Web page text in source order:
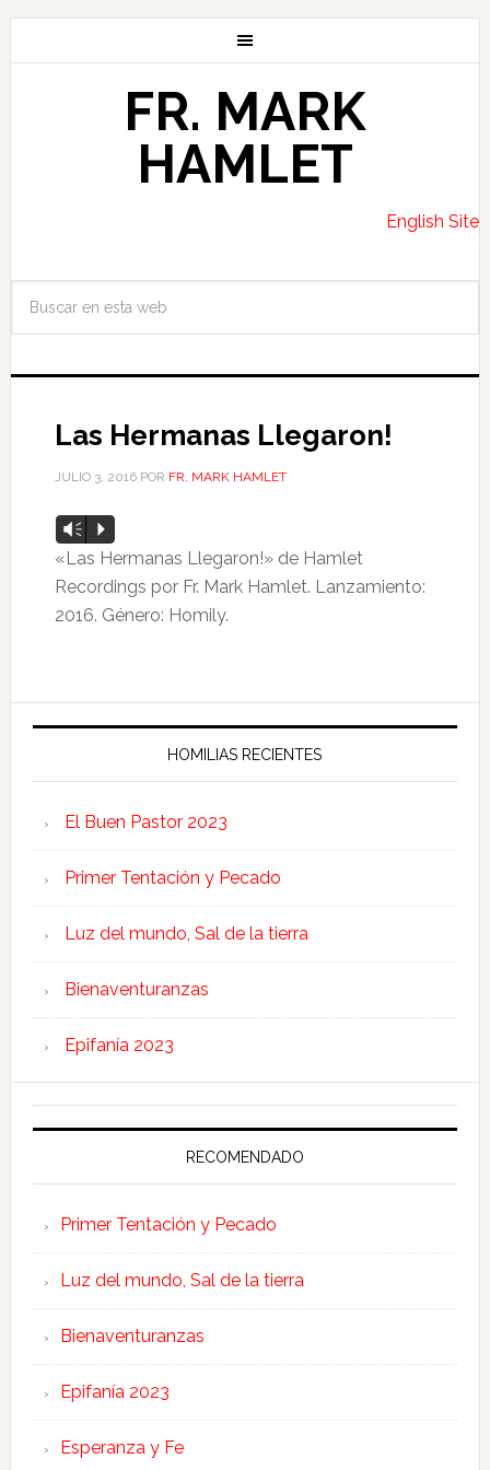
FR. MARK
HAMLET
English Site
Las Hermanas Llegaron!
JULIO 3, 2016POR FR. MARK HAMLET
Reproductor
de
audio
Vm P
«Las Hermanas Llegaron!» de Hamlet
Recordings por Fr. Mark Hamlet. Lanzamiento:
2016. Género: Homily.
HOMILIAS RECIENTES
El Buen Pastor 2023
Primer Tentación y Pecado
Luz del mundo, Sal de la tierra
Bienaventuranzas
Epifanía 2023
RECOMENDADO
Primer Tentación y Pecado
Luz del mundo, Sal de la tierra
Bienaventuranzas
Epifanía 2023
Esperanza y Fe